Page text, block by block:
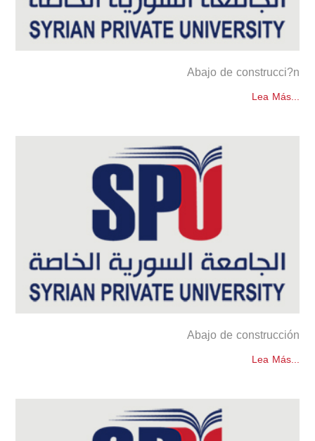
Abajo de construcci?n
Lea Más...
Abajo de construcción
Lea Más...